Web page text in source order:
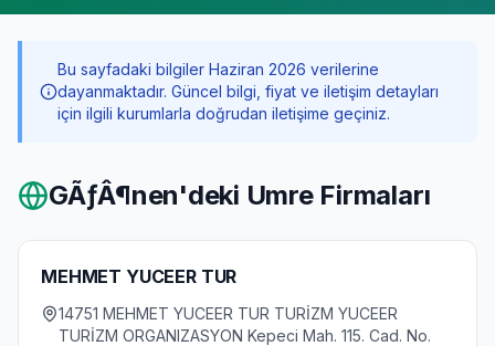
Bu sayfadaki bilgiler Haziran 2026 verilerine
dayanmaktadır. Güncel bilgi, fiyat ve iletişim detayları
için ilgili kurumlarla doğrudan iletişime geçiniz.
GÃƒÂ¶nen'deki Umre Firmaları
MEHMET YUCEER TUR
14751 MEHMET YUCEER TUR TURİZM YUCEER
TURİZM ORGANIZASYON Kepeci Mah. 115. Cad. No.